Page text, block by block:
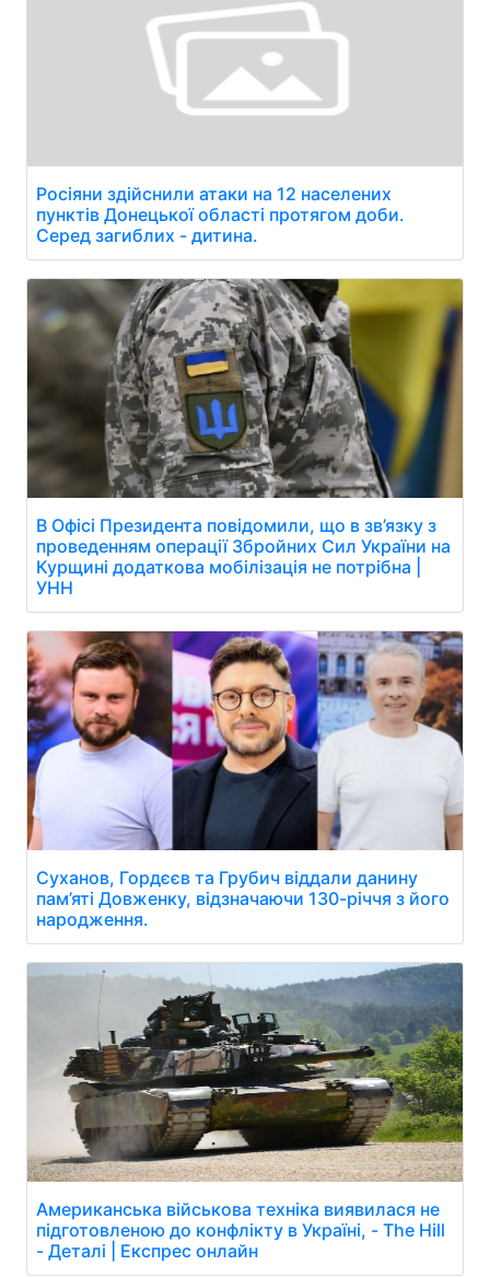
Росіяни здійснили атаки на 12 населених
пунктів Донецької області протягом доби.
Серед загиблих - дитина.
В Офісі Президента повідомили, що в зв’язку з
проведенням операції Збройних Сил України на
Курщині додаткова мобілізація не потрібна |
УНН
Суханов, Гордєєв та Грубич віддали данину
пам’яті Довженку, відзначаючи 130-річчя з його
народження.
Американська військова техніка виявилася не
підготовленою до конфлікту в Україні, - The Hill
- Деталі | Експрес онлайн